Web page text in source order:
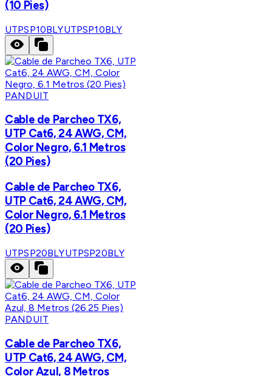
(10 Pies)
UTPSP10BLYUTPSP10BLY
PANDUIT
Cable de Parcheo TX6,
UTP Cat6, 24 AWG, CM,
Color Negro, 6.1 Metros
(20 Pies)
Cable de Parcheo TX6,
UTP Cat6, 24 AWG, CM,
Color Negro, 6.1 Metros
(20 Pies)
UTPSP20BLYUTPSP20BLY
PANDUIT
Cable de Parcheo TX6,
UTP Cat6, 24 AWG, CM,
Color Azul, 8 Metros